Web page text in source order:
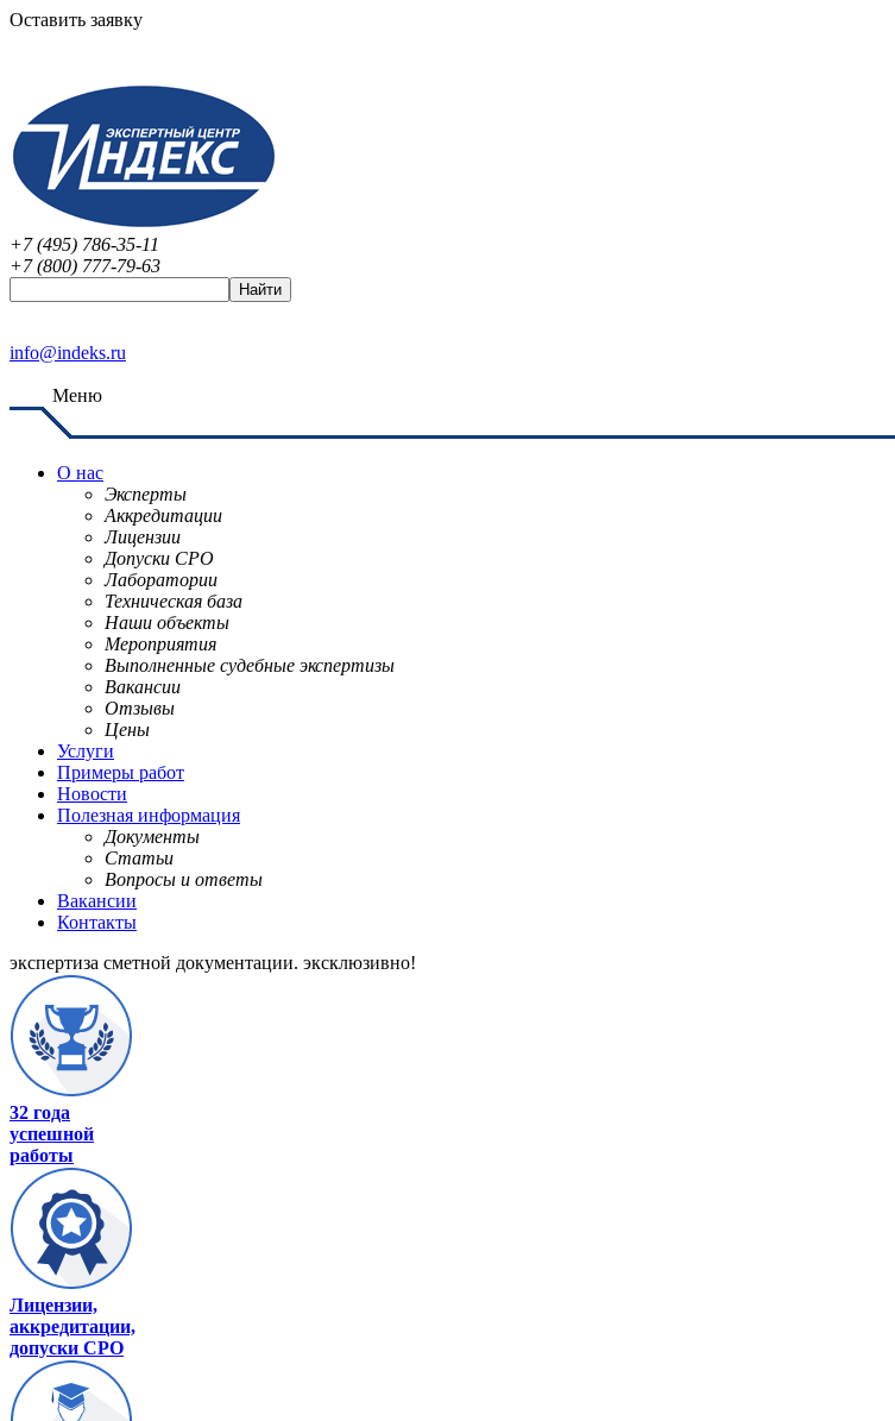
Оставить заявку
+7 (495) 786-35-11
+7 (800) 777-79-63
info@indeks.ru
Меню
О нас
Эксперты
Аккредитации
Лицензии
Допуски СРО
Лаборатории
Техническая база
Наши объекты
Мероприятия
Выполненные судебные экспертизы
Вакансии
Отзывы
Цены
Услуги
Примеры работ
Новости
Полезная информация
Документы
Статьи
Вопросы и ответы
Вакансии
Контакты
экспертиза сметной документации. эксклюзивно!
32 года
успешной
работы
Лицензии,
аккредитации,
допуски СРО